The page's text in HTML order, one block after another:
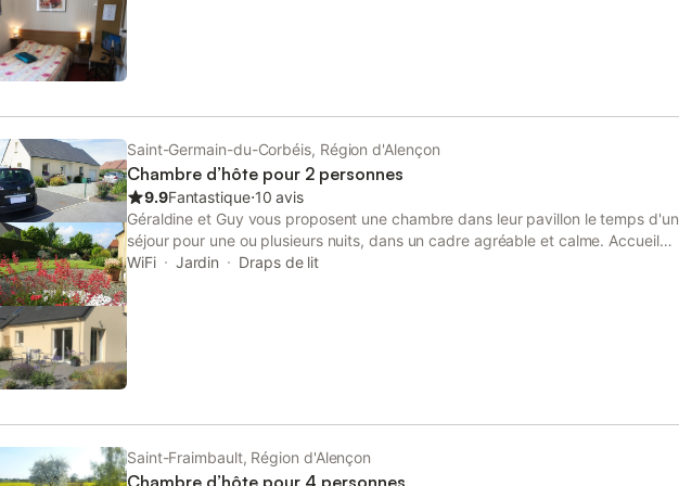
Saint-Germain-du-Corbéis, Région d'Alençon
Chambre d’hôte pour 2 personnes
9.9Fantastique⋅10 avis
Géraldine et Guy vous proposent une chambre dans leur pavillon le temps d'un
séjour pour une ou plusieurs nuits, dans un cadre agréable et calme. Accueil
chaleureux. Saint-Germain du Corbéis se situe aux portes d'Alençon et de son
WiFi Jardin Draps de lit
Saint-Fraimbault, Région d'Alençon
Chambre d’hôte pour 4 personnes